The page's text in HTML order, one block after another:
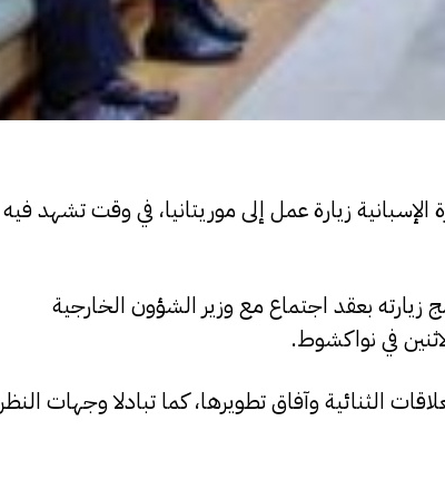
الإسبانية زيارة عمل إلى موريتانيا، في وقت تشهد فيه
زيارته بعقد اجتماع مع وزير الشؤون الخارجية
في نواكشوط.
الثنائية وآفاق تطويرها، كما تبادلا وجهات النظر